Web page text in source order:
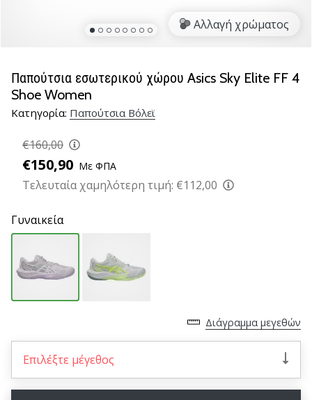
βόλεϊ
όπως
εμείς;
μαζί
μας
πρεσβευτής
μάρκας
μας.
11. 8. 2022
•
Πρόγραμμα
Συνεργατών
Έχετε
Αλλαγή χρώματος
Παπούτσια εσωτερικού χώρου Asics Sky Elite FF 4
Shoe Women
Κατηγορία: Παπούτσια Βόλεϊ
€160,00
€150,90 Με ΦΠΑ
Τελευταία χαμηλότερη τιμή: €112,00
Γυναικεία
Διάγραμμα μεγεθών
Επιλέξτε μέγεθος